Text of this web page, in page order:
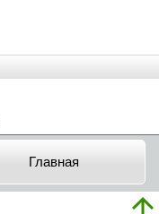
Главная